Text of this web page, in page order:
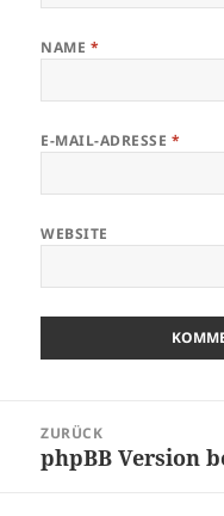
NAME *
E-MAIL-ADRESSE *
WEBSITE
ZURÜCK
Vorheriger
phpBB Version